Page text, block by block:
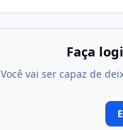
Faça
Você vai ser capaz de